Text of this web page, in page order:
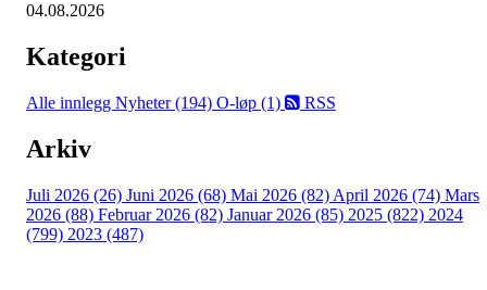
04.08.2026
Kategori
Alle innlegg Nyheter (194) O-løp (1) RSS
Arkiv
Juli 2026 (26) Juni 2026 (68) Mai 2026 (82) April 2026 (74) Mars
2026 (88) Februar 2026 (82) Januar 2026 (85) 2025 (822) 2024
(799) 2023 (487)